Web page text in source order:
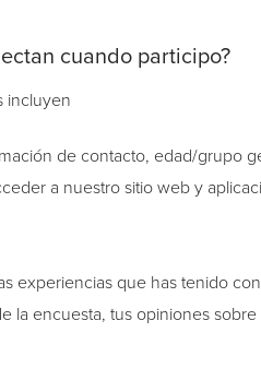
cuando participo?
incluyen
de contacto, edad/grupo
a nuestro sitio web y
experiencias que has tenido
la encuesta, tus opiniones